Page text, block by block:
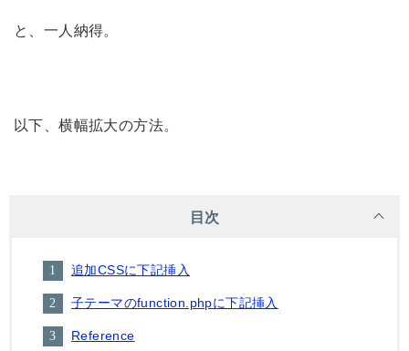
と、一人納得。
以下、横幅拡大の方法。
目次
追加CSSに下記挿入
子テーマのfunction.phpに下記挿入
Reference